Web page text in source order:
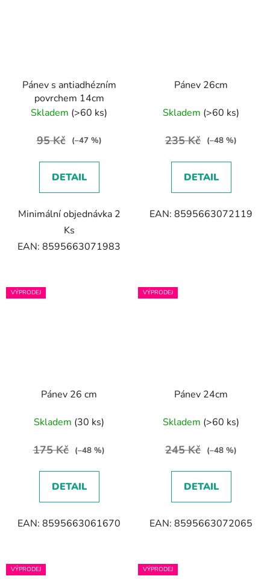
Pánev s antiadhézním
povrchem 14cm
Skladem (>60 ks)
95 Kč (–47 %)
DETAIL
Minimální objednávka 2
Ks
EAN: 8595663071983
Pánev 26cm
Skladem (>60 ks)
235 Kč (–48 %)
DETAIL
EAN: 8595663072119
VÝPRODEJ
Pánev 26 cm
Skladem (30 ks)
175 Kč (–48 %)
DETAIL
EAN: 8595663061670
VÝPRODEJ
Pánev 24cm
Skladem (>60 ks)
245 Kč (–48 %)
DETAIL
EAN: 8595663072065
VÝPRODEJ VÝPRODEJ